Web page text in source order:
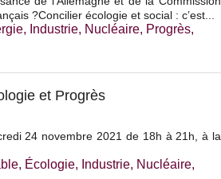
?Concilier écologie et social : c’est...
, Industrie, Nucléaire, Progrès,
et Progrès
24 novembre 2021 de 18h à 21h, à la
, Écologie, Industrie, Nucléaire,